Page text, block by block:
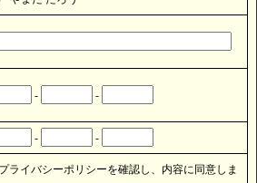
- -
- -
プライバシーポリシーを確認し、内容に同意しま